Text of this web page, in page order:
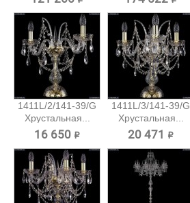
1411L/2/141-39/G
Хрустальная...
16 650 ₽
1411L/3/141-39/G
Хрустальная...
20 471 ₽